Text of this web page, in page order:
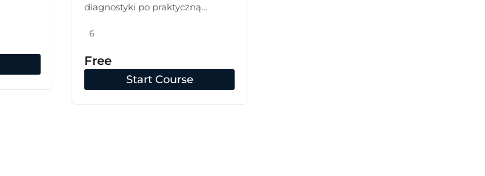
diagnostyki po praktyczną
mężczyzn i kobiet, którzy chcą
sięgną po suplement.
6
Free
Start Course